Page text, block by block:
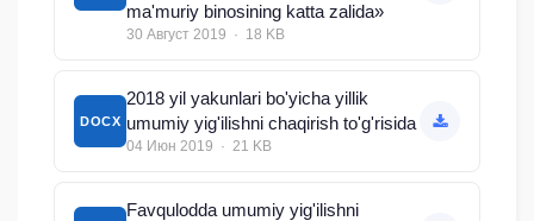
ma'muriy binosining katta zalida»
30 Август 2019 · 18 KB
DOCX
2018 yil yakunlari bo'yicha yillik
umumiy yig'ilishni chaqirish to'g'risida
04 Июн 2019 · 21 KB
Favqulodda umumiy yig'ilishni